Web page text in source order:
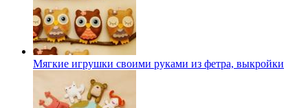
Мягкие игрушки своими руками из фетра, выкройки